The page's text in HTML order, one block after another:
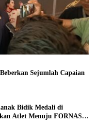
Sejumlah Capaian
Bidik Medali di
Atlet Menuju FORNAS